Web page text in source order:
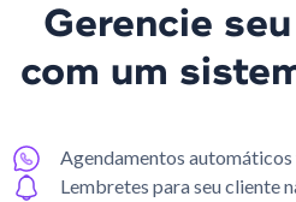
Gerencie
com um
Agendamentos
Lembretes para seu cliente